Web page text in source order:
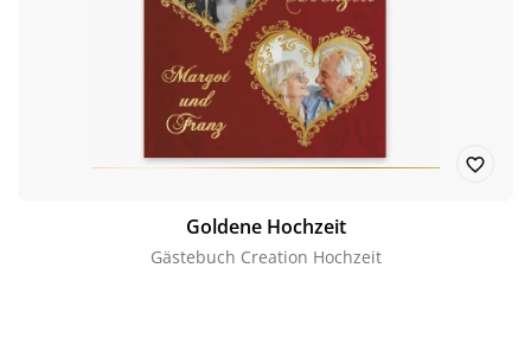
Goldene Hochzeit
Gästebuch Creation Hochzeit